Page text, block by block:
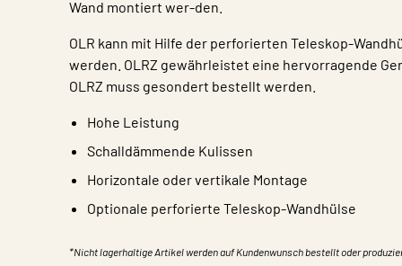
Wand montiert wer-den.
OLR kann mit Hilfe der perforierten Teleskop-
werden. OLRZ gewährleistet eine hervorragende
OLRZ muss gesondert bestellt werden.
Hohe Leistung
Schalldämmende Kulissen
Horizontale oder vertikale Montage
Optionale perforierte Teleskop-Wandhülse
*Nicht lagerhaltige Artikel werden auf Kundenwunsch bestellt oder